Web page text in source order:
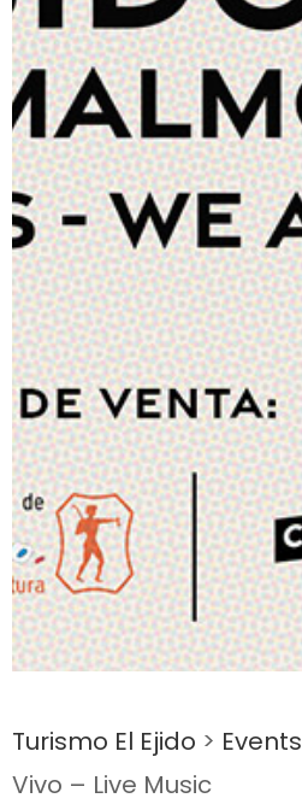
Turismo El Ejido > Events
Vivo – Live Music